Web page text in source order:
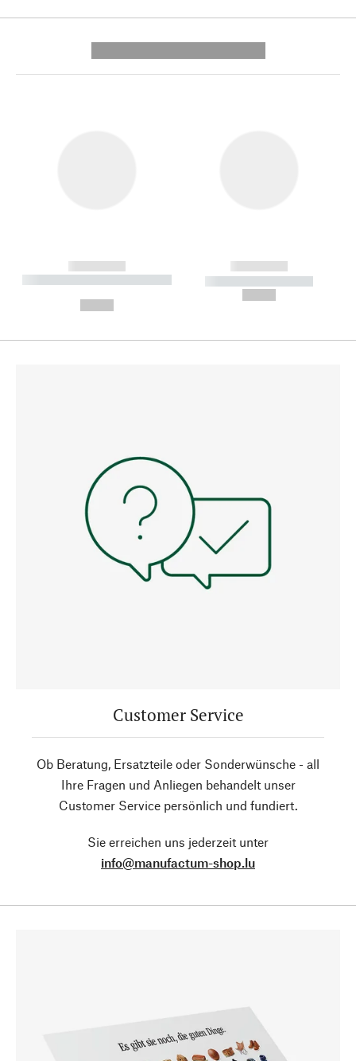
------------
----------- ----------- --------
------------
----------- -----------
Customer Service
Ob Beratung, Ersatzteile oder Sonderwünsche - all
Ihre Fragen und Anliegen behandelt unser
Customer Service persönlich und fundiert.
Sie erreichen uns jederzeit unter
info@manufactum-shop.lu